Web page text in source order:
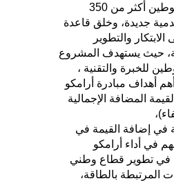
الإجمالي سنويًا، وتوطين أكثر من 350
جديدة، وخلق قاعدة
والتطوير
حيث يستهدف المشروع
للخبرة والتقنية ،
أهداف مبادرة أرامكو
المضافة الإجمالية
في إضافة القيمة في
في أداء أرامكو
في تطوير قطاع وطني
المرتبطة بالطاقة،